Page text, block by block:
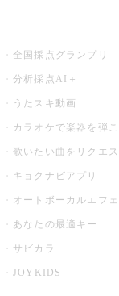
全国採点グランプリ
分析採点AI＋
うたスキ動画
カラオケで楽器を弾こ
歌いたい曲をリクエス
キョクナビアプリ
オートボーカルエフェ
あなたの最適キー
サビカラ
JOYKIDS